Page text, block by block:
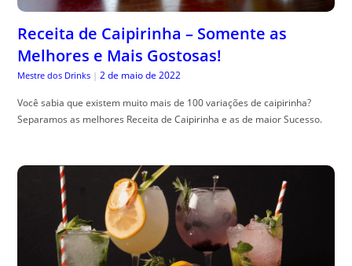
Receita de Caipirinha – Somente as
Melhores e Mais Gostosas!
Mestre dos Drinks | 2 de maio de 2022
Você sabia que existem muito mais de 100 variações de caipirinha?
Separamos as melhores Receita de Caipirinha e as de maior Sucesso.